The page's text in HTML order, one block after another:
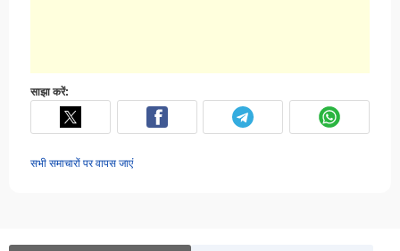
साझा करें:
सभी समाचारों पर वापस जाएं